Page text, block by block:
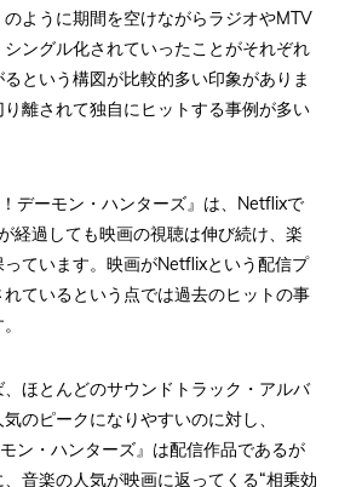
ように期間を空けながらラジオやMTV
ングル化されていったことがそれぞれ
という構図が比較的多い印象がありま
離されて独自にヒットする事例が多い
デーモン・ハンターズ』は、Netflixで
経過しても映画の視聴は伸び続け、楽
ています。映画がNetflixという配信プ
ているという点では過去のヒットの事
、ほとんどのサウンドトラック・アルバ
のピークになりやすいのに対し、
ン・ハンターズ』は配信作品であるが
音楽の人気が映画に返ってくる“相乗効